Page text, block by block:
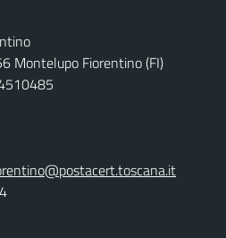
Montelupo Fiorentino (FI)